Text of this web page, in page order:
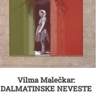
Vilma Malečkar:
DALMATINSKE NEVESTE